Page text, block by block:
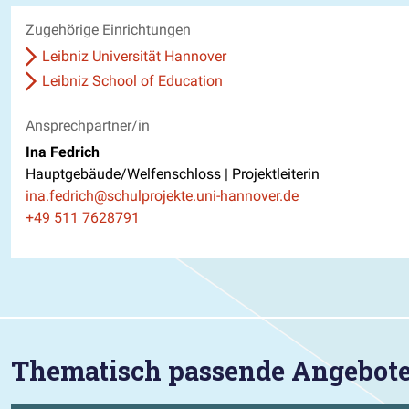
Zugehörige Einrichtungen
Leibniz Universität Hannover
Leibniz School of Education
Ansprechpartner/in
Ina Fedrich
Hauptgebäude/Welfenschloss | Projektleiterin
E-Mail
ina.fedrich@schulprojekte.uni-hannover.de
Telefon
+49 511 7628791
Thematisch passende